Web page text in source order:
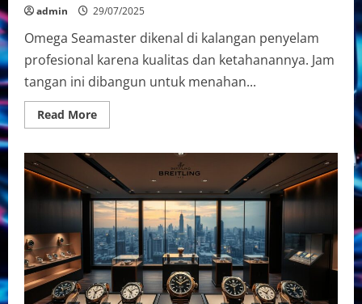
admin 29/07/2025
Omega Seamaster dikenal di kalangan penyelam
profesional karena kualitas dan ketahanannya. Jam
tangan ini dibangun untuk menahan...
Read MoreRead
more
Lengkap
Omega
Seamaster
untuk
Penyelam
Profesional:
Fitur
dan
Kinerja
Terbaik
dalam
Dunia
Selam